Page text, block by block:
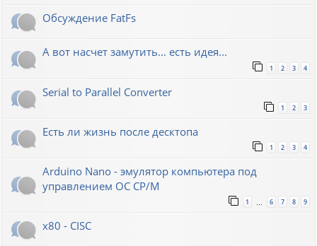
Обсуждение FatFs
А вот насчет замутить... есть идея...
1 2 3 4
Serial to Parallel Converter
1 2 3
Есть ли жизнь после десктопа
1 2 3 4
Arduino Nano - эмулятор компьютера под
управлением ОС CP/M
1 6 7 8 9
x80 - CISC